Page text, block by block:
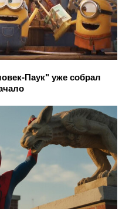
Паук" уже собрал